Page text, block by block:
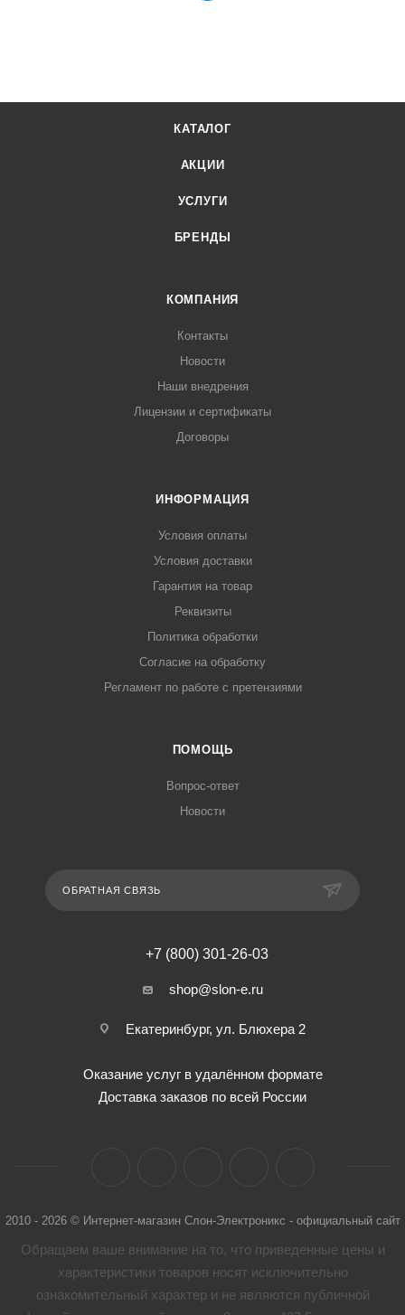
КАТАЛОГ
АКЦИИ
УСЛУГИ
БРЕНДЫ
КОМПАНИЯ
Контакты
Новости
Наши внедрения
Лицензии и сертификаты
Договоры
ИНФОРМАЦИЯ
Условия оплаты
Условия доставки
Гарантия на товар
Реквизиты
Политика обработки
Согласие на обработку
Регламент по работе с претензиями
ПОМОЩЬ
Вопрос-ответ
Новости
ОБРАТНАЯ СВЯЗЬ
+7 (800) 301-26-03
shop@slon-e.ru
Екатеринбург, ул. Блюхера 2
Оказание услуг в удалённом формате
Доставка заказов по всей России
2010 - 2026 © Интернет-магазин Слон-Электроникс - официальный сайт
Обращаем ваше внимание на то, что приведенные цены и
характеристики товaров носят исключительно
ознакомительный характер и не являются публичной